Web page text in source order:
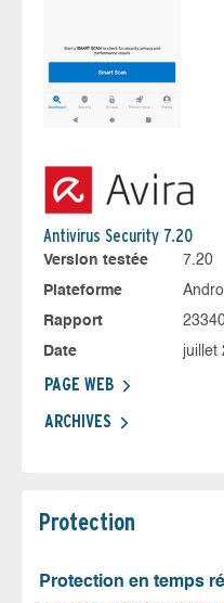
Antivirus Security 7.20
Version testée
7.20
Plateforme
Rapport
Date
juillet
PAGE WEB
ARCHIVES
Protection
Protection en temps